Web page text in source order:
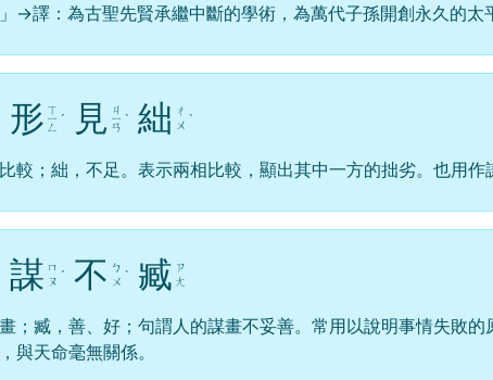
→譯：為古聖先賢承繼中斷的學術，為萬代子孫開創永久的太
形 ㄒ
ㄧ
ㄥ
ˊ 見 ㄐ
ㄧ
ㄢ
ˋ 絀 ㄔ
ㄨ ˋ
較；絀，不足。表示兩相比較，顯出其中一方的拙劣。也用作
謀 ㄇ
ㄡ ˊ 不 ㄅ
ㄨ ˋ 臧 ㄗ
ㄤ
；臧，善、好；句謂人的謀畫不妥善。常用以說明事情失敗的
與天命毫無關係。